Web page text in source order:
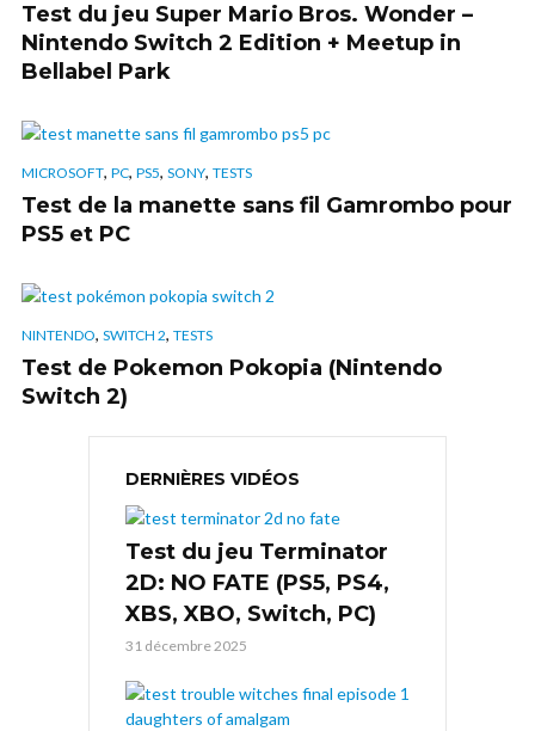
Test du jeu Super Mario Bros. Wonder –
Nintendo Switch 2 Edition + Meetup in
Bellabel Park
MICROSOFT, PC, PS5, SONY, TESTS
Test de la manette sans fil Gamrombo pour
PS5 et PC
NINTENDO, SWITCH 2, TESTS
Test de Pokemon Pokopia (Nintendo
Switch 2)
DERNIÈRES VIDÉOS
Test du jeu Terminator
2D: NO FATE (PS5, PS4,
XBS, XBO, Switch, PC)
31 décembre 2025